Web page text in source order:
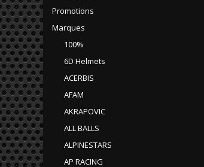
Promotions
Marques
100%
6D Helmets
ACERBIS
AFAM
AKRAPOVIC
ALL BALLS
ALPINESTARS
AP RACING